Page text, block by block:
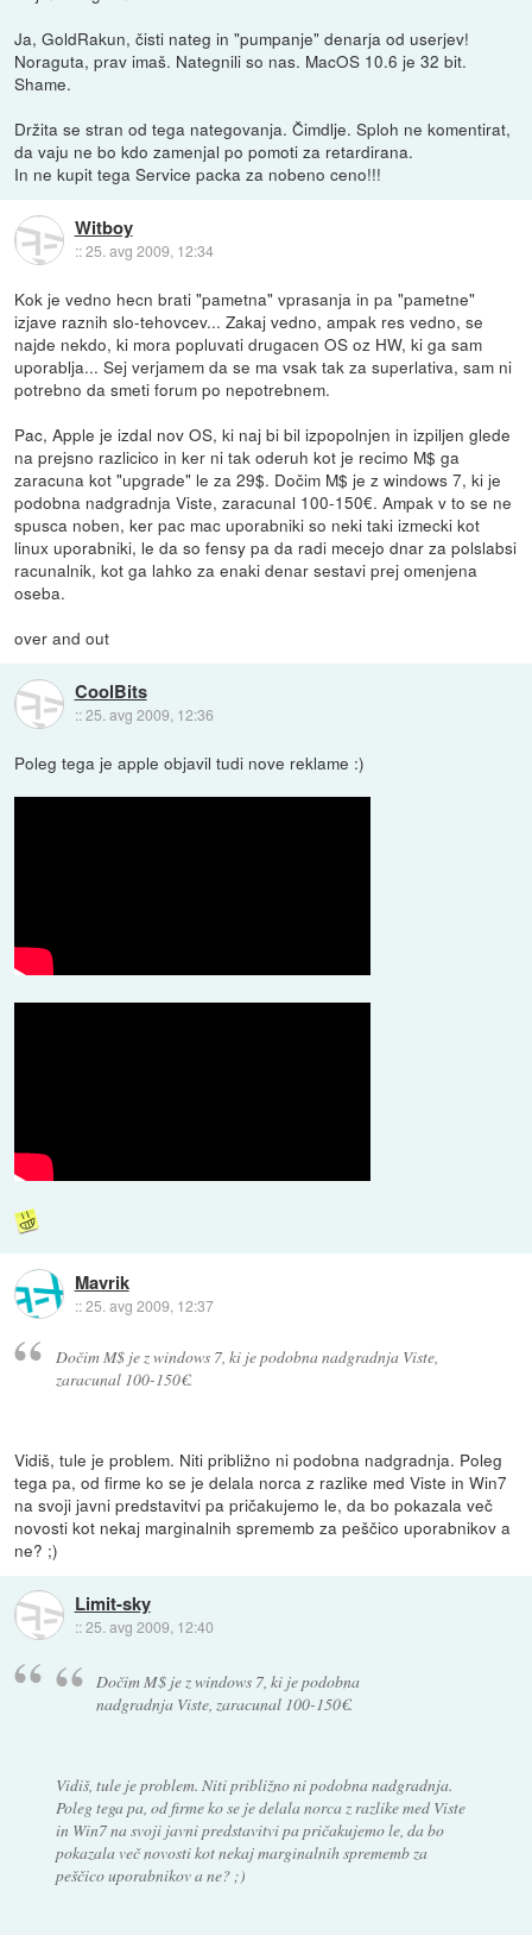
Ja, GoldRakun, čisti nateg in "pumpanje" denarja od userjev!
Noraguta, prav imaš. Nategnili so nas. MacOS 10.6 je 32 bit.
Shame.
Držita se stran od tega nategovanja. Čimdlje. Sploh ne komentirat,
da vaju ne bo kdo zamenjal po pomoti za retardirana.
In ne kupit tega Service packa za nobeno ceno!!!
Witboy
::25. avg 2009, 12:34
Kok je vedno hecn brati "pametna" vprasanja in pa "pametne"
izjave raznih slo-tehovcev... Zakaj vedno, ampak res vedno, se
najde nekdo, ki mora popluvati drugacen OS oz HW, ki ga sam
uporablja... Sej verjamem da se ma vsak tak za superlativa, sam ni
potrebno da smeti forum po nepotrebnem.
Pac, Apple je izdal nov OS, ki naj bi bil izpopolnjen in izpiljen glede
na prejsno razlicico in ker ni tak oderuh kot je recimo M$ ga
zaracuna kot "upgrade" le za 29$. Dočim M$ je z windows 7, ki je
podobna nadgradnja Viste, zaracunal 100-150€. Ampak v to se ne
spusca noben, ker pac mac uporabniki so neki taki izmecki kot
linux uporabniki, le da so fensy pa da radi mecejo dnar za polslabsi
racunalnik, kot ga lahko za enaki denar sestavi prej omenjena
oseba.
over and out
CoolBits
::25. avg 2009, 12:36
Poleg tega je apple objavil tudi nove reklame :)
Mavrik
::25. avg 2009, 12:37
Dočim M$ je z windows 7, ki je podobna nadgradnja Viste,
zaracunal 100-150€.
Vidiš, tule je problem. Niti približno ni podobna nadgradnja. Poleg
tega pa, od firme ko se je delala norca z razlike med Viste in Win7
na svoji javni predstavitvi pa pričakujemo le, da bo pokazala več
novosti kot nekaj marginalnih sprememb za peščico uporabnikov a
ne? ;)
Limit-sky
::25. avg 2009, 12:40
Dočim M$ je z windows 7, ki je podobna
nadgradnja Viste, zaracunal 100-150€.
Vidiš, tule je problem. Niti približno ni podobna nadgradnja.
Poleg tega pa, od firme ko se je delala norca z razlike med Viste
in Win7 na svoji javni predstavitvi pa pričakujemo le, da bo
pokazala več novosti kot nekaj marginalnih sprememb za
peščico uporabnikov a ne? ;)